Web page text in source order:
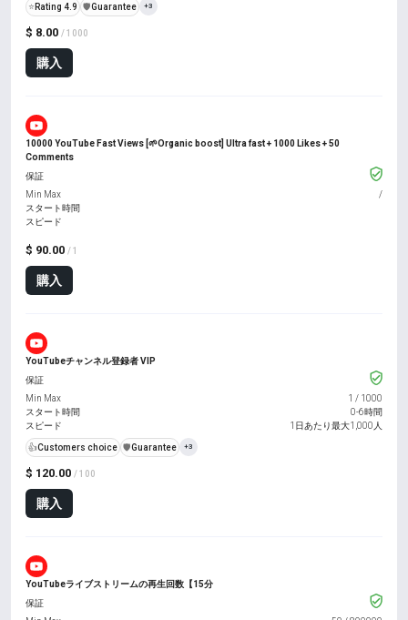
$ 8.00 / 1000
購入
⭐ Rating 4.9 ️🛡️Guarantee +3
10000 YouTube Fast Views [🌱Organic boost] Ultra fast + 1000 Likes + 50
Comments
$ 90.00 / 1
購入
保証
Min Max
/
スタート時間
スピード
YouTubeチャンネル登録者 VIP
$ 120.00 / 100
購入
保証
Min Max
1 / 1000
スタート時間
0-6時間
スピード
1日あたり最大1,000人
👍Customers choice ️🛡️Guarantee +3
YouTubeライブストリームの再生回数【15分
保証